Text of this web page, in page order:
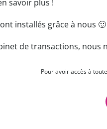
savoir plus !
installés grâce à nous 🙂
de transactions, nous
Pour avoir accès à